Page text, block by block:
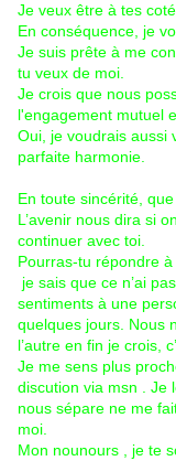
Je veux être à tes
En conséquence, je
Je suis prête à me
tu veux de moi.
Je crois que nous
l'engagement mutuel
Oui, je voudrais aussi
parfaite harmonie.
En toute sincérité,
L’avenir nous dira si
continuer avec toi.
Pourras-tu répondre
je sais que ce n’ai
sentiments à une
quelques jours. Nous
l’autre en fin je crois,
Je me sens plus
discution via msn . Je
nous sépare ne me
moi.
Mon nounours , je te